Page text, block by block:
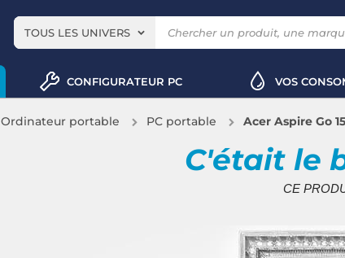
TOUS LES UNIVERS
CONFIGURATEUR PC VOS
Ordinateur portable PC portable Acer Aspire Go
C'était le
CE